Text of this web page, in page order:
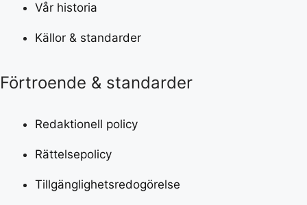
Vår historia
Källor & standarder
Förtroende & standarder
Redaktionell policy
Rättelsepolicy
Tillgänglighetsredogörelse